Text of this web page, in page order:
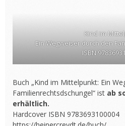
Kind im
Ein Wegweiser durch den
ISBN
Buch „Kind im Mittelpunkt: Ein
Familienrechtsdschungel“ ist ab
erhältlich.
Hardcover ISBN 9783693100004